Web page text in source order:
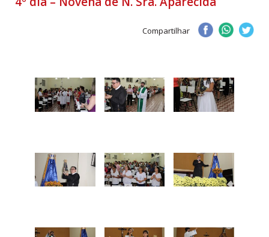
Compartilhar